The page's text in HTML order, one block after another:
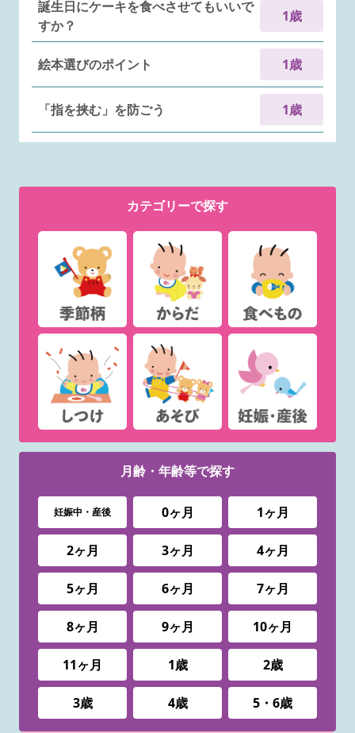
カテゴリーで探す
月齢・年齢等で探す
妊娠中・産後 0ヶ月 1ヶ月
2ヶ月 3ヶ月 4ヶ月
5ヶ月 6ヶ月 7ヶ月
8ヶ月 9ヶ月 10ヶ月
11ヶ月 1歳 2歳
3歳 4歳 5・6歳
誕生日にケーキを食べさせてもいいで
すか？
1歳
絵本選びのポイント 1歳
「指を挟む」を防ごう 1歳